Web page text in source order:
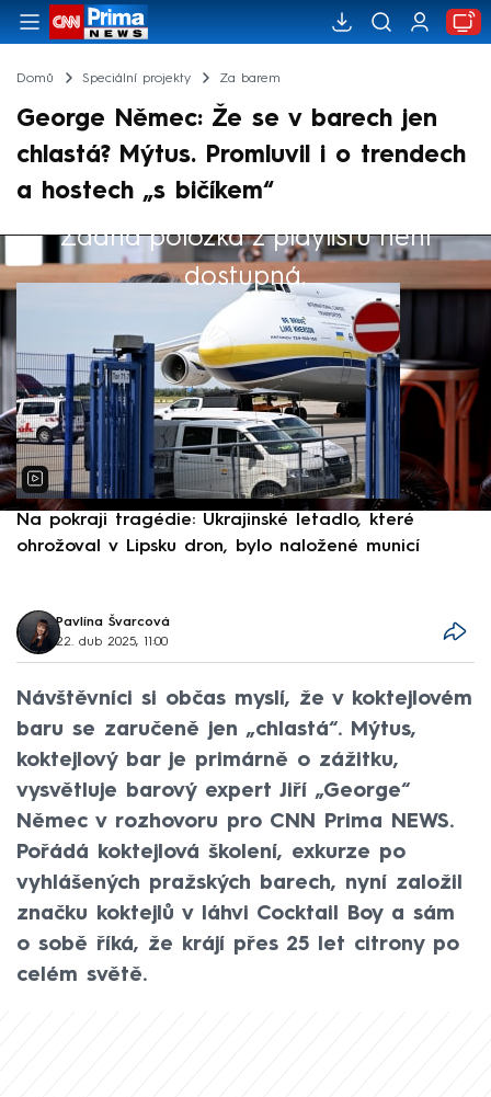
Domů Speciální projekty Za barem
George Němec: Že se v barech jen
chlastá? Mýtus. Promluvil i o trendech
a hostech „s bičíkem“
Žádná položka z playlistu není
dostupná.
Výběr redakce
Na pokraji tragédie: Ukrajinské letadlo, které
ohrožoval v Lipsku dron, bylo naložené municí
Pavlína Švarcová
22. dub 2025, 11:00
Návštěvníci si občas myslí, že v koktejlovém
baru se zaručeně jen „chlastá“. Mýtus,
koktejlový bar je primárně o zážitku,
vysvětluje barový expert Jiří „George“
Němec v rozhovoru pro CNN Prima NEWS.
Pořádá koktejlová školení, exkurze po
vyhlášených pražských barech, nyní založil
značku koktejlů v láhvi Cocktail Boy a sám
o sobě říká, že krájí přes 25 let citrony po
celém světě.